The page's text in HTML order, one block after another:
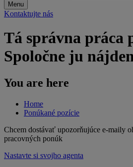
Menu
Kontaktujte nás
Tá správna práca
Spoločne ju
You are here
Home
Ponúkané pozície
Chcem dostávať upozorňujúce e-maily
pracovných ponúk
Nastavte si svojho agenta